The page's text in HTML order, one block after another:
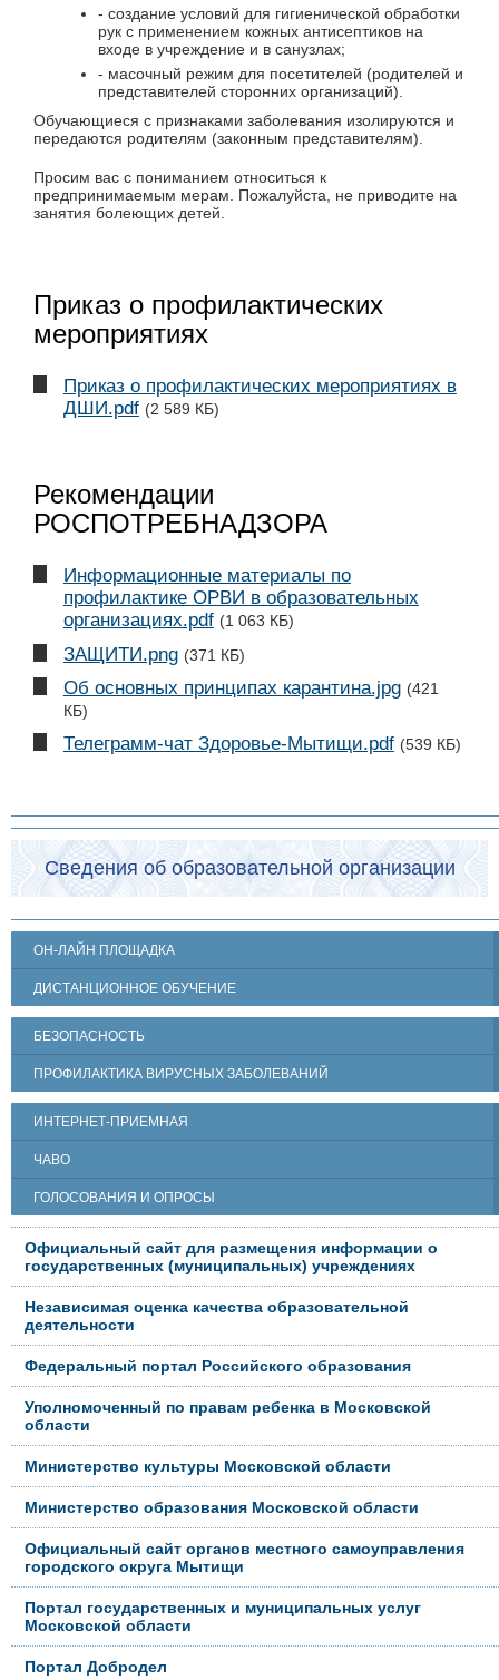
- создание условий для гигиенической обработки
рук с применением кожных антисептиков на
входе в учреждение и в санузлах;
- масочный режим для посетителей (родителей и
представителей сторонних организаций).
Обучающиеся с признаками заболевания изолируются и
передаются родителям (законным представителям).
Просим вас с пониманием относиться к
предпринимаемым мерам. Пожалуйста, не приводите на
занятия болеющих детей.
Приказ о профилактических
мероприятиях
Приказ о профилактических мероприятиях в
ДШИ.pdf (2 589 КБ)
Рекомендации
РОСПОТРЕБНАДЗОРА
Информационные материалы по
профилактике ОРВИ в образовательных
организациях.pdf (1 063 КБ)
ЗАЩИТИ.png (371 КБ)
Об основных принципах карантина.jpg (421
КБ)
Телеграмм-чат Здоровье-Мытищи.pdf (539 КБ)
Сведения об образовательной организации
ОН-ЛАЙН ПЛОЩАДКА
ДИСТАНЦИОННОЕ ОБУЧЕНИЕ
БЕЗОПАСНОСТЬ
ПРОФИЛАКТИКА ВИРУСНЫХ ЗАБОЛЕВАНИЙ
ИНТЕРНЕТ-ПРИЕМНАЯ
ЧАВО
ГОЛОСОВАНИЯ И ОПРОСЫ
Официальный сайт для размещения информации о
государственных (муниципальных) учреждениях
Независимая оценка качества образовательной
деятельности
Федеральный портал Российского образования
Уполномоченный по правам ребенка в Московской
области
Министерство культуры Московской области
Министерство образования Московской области
Официальный сайт органов местного самоуправления
городского округа Мытищи
Портал государственных и муниципальных услуг
Московской области
Портал Добродел